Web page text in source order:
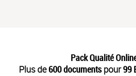
Pack Qualité
Plus de600 documentspour99